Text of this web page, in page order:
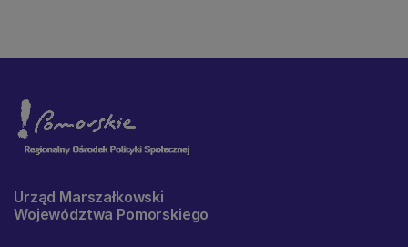
Urząd Marszałkowski
Województwa Pomorskiego